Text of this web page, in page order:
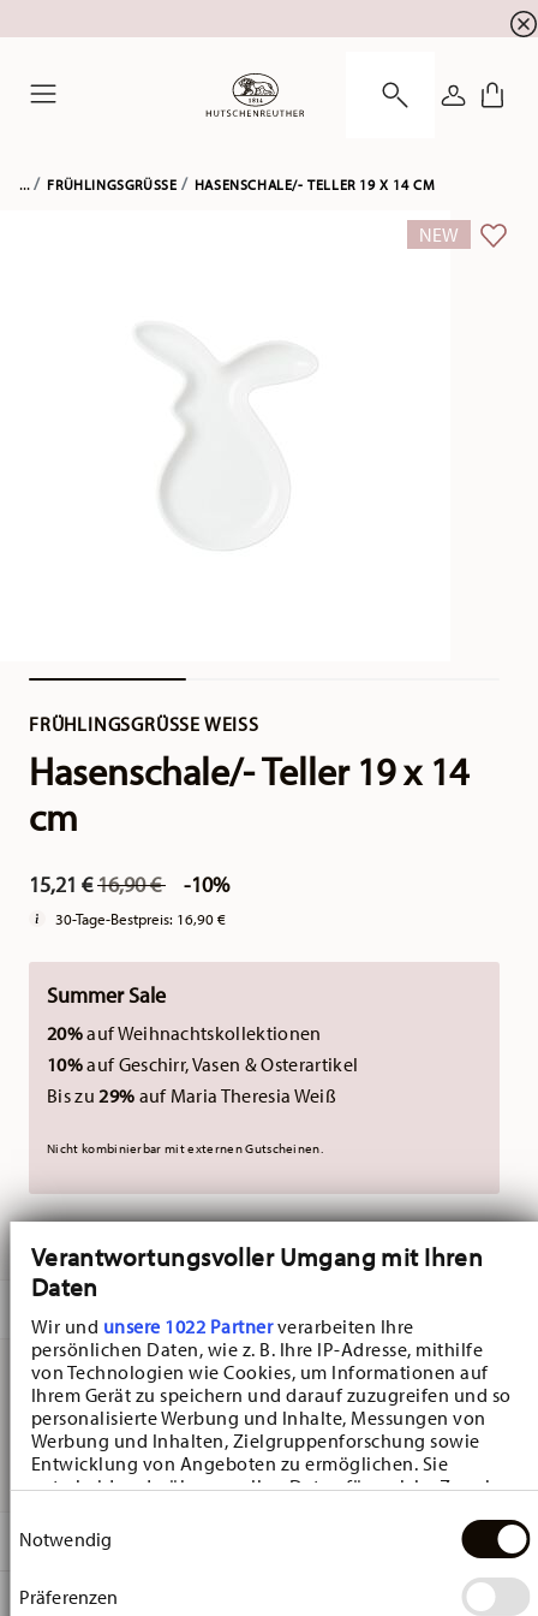
Verantwortungsvoller Umgang mit Ihren
Daten
Wir und unsere 1022 Partnerverarbeiten Ihre
persönlichen Daten, wie z. B. Ihre IP-Adresse, mithilfe
von Technologien wie Cookies, um Informationen auf
Ihrem Gerät zu speichern und darauf zuzugreifen und so
personalisierte Werbung und Inhalte, Messungen von
Werbung und Inhalten, Zielgruppenforschung sowie
Entwicklung von Angeboten zu ermöglichen. Sie
entscheiden darüber, wer Ihre Daten für welche Zwecke
Cookie-Erklärung oder durch Klicken auf das Privacy
Trigger Symbol ändern oder widerrufen
Wenn Sie es erlauben, würden wir auch gerne:
Notwendig
Präferenzen
... FRÜHLINGSGRÜSSE HASENSCHALE/- TELLER 19 X 14 CM
NEW
FRÜHLINGSGRÜSSE WEISS
Hasenschale/- Teller 19 x 14
cm
15,21 €Price reduced from
16,90 €to -10%
30-Tage-Bestpreis: 16,90 €
Summer Sale
20%auf Weihnachtskollektionen
10%auf Geschirr, Vasen & Osterartikel
Bis zu29% auf Maria Theresia Weiß
Nicht kombinierbar mit externen Gutscheinen.
ADD
Hutschenreuther Frühlingsgrüsse Weiss Schälchen flach
- Ø 14,0 cm - h 1,8 cm, Porzellan
DETAILS
MAßE